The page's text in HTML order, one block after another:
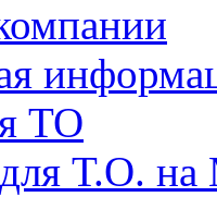
ТО
Т.О. на